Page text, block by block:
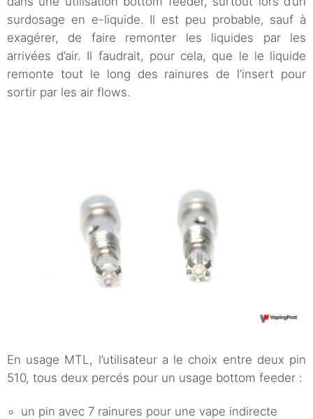
surdosage en e-liquide. Il est peu probable, sauf à
exagérer, de faire remonter les liquides par les
arrivées d’air. Il faudrait, pour cela, que le le liquide
remonte tout le long des rainures de l’insert pour
sortir par les air flows.
En usage MTL, l’utilisateur a le choix entre deux pin
510, tous deux percés pour un usage bottom feeder :
un pin avec 7 rainures pour une vape indirecte